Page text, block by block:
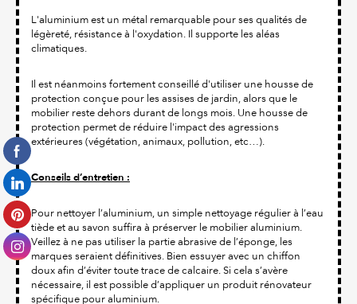
L'aluminium est un métal remarquable pour ses qualités de
légèreté, résistance à l'oxydation. Il supporte les aléas
climatiques.
Il est néanmoins fortement conseillé d'utiliser une housse de
protection conçue pour les assises de jardin, alors que le
mobilier reste dehors durant de longs mois. Une housse de
protection permet de réduire l'impact des agressions
extérieures (végétation, animaux, pollution, etc…).
Conseils d’entretien :
Pour nettoyer l’aluminium, un simple nettoyage régulier à l’eau
tiède et au savon suffira à préserver le mobilier aluminium.
Veillez à ne pas utiliser la partie abrasive de l’éponge, les
marques seraient définitives. Bien essuyer avec un chiffon
doux afin d’éviter toute trace de calcaire. Si cela s’avère
nécessaire, il est possible d’appliquer un produit rénovateur
spécifique pour aluminium.